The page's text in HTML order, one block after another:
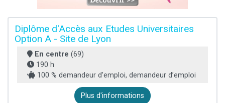
Diplôme d'Accès aux Etudes Universitaires
Option A - Site de Lyon
En centre (69)
190 h
100 % demandeur d’emploi, demandeur d’emploi
Plus d'informations